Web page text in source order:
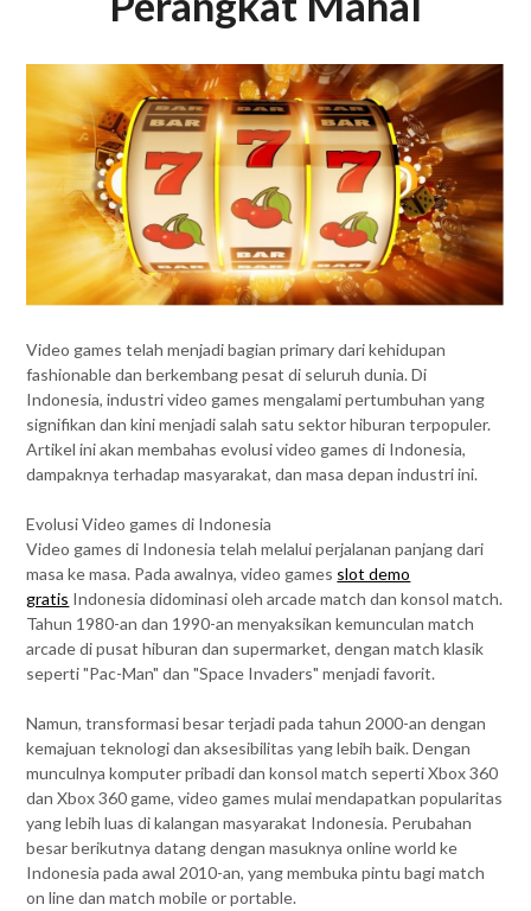
Video games telah menjadi bagian primary dari kehidupan
fashionable dan berkembang pesat di seluruh dunia. Di
Indonesia, industri video games mengalami pertumbuhan yang
signifikan dan kini menjadi salah satu sektor hiburan terpopuler.
Artikel ini akan membahas evolusi video games di Indonesia,
dampaknya terhadap masyarakat, dan masa depan industri ini.
Evolusi Video games di Indonesia
Video games di Indonesia telah melalui perjalanan panjang dari
masa ke masa. Pada awalnya, video games slot demo
gratis Indonesia didominasi oleh arcade match dan konsol match.
Tahun 1980-an dan 1990-an menyaksikan kemunculan match
arcade di pusat hiburan dan supermarket, dengan match klasik
seperti "Pac-Man" dan "Space Invaders" menjadi favorit.
Namun, transformasi besar terjadi pada tahun 2000-an dengan
kemajuan teknologi dan aksesibilitas yang lebih baik. Dengan
munculnya komputer pribadi dan konsol match seperti Xbox 360
dan Xbox 360 game, video games mulai mendapatkan popularitas
yang lebih luas di kalangan masyarakat Indonesia. Perubahan
besar berikutnya datang dengan masuknya online world ke
Indonesia pada awal 2010-an, yang membuka pintu bagi match
on line dan match mobile or portable.